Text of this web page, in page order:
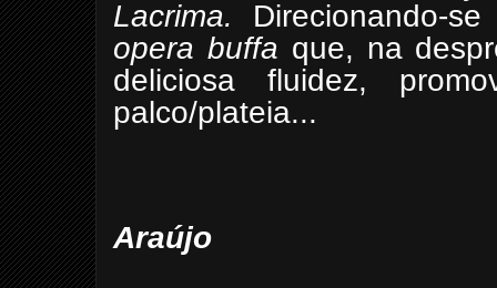
Lacrima. Direcionando-
opera buffa que, na
deliciosa fluidez,
palco/plateia...
Araújo